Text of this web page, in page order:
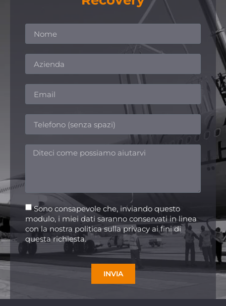
Sono consapevole che, inviando questo
modulo, i miei dati saranno conservati in linea
con la nostra politica sulla privacy ai fini di
questa richiesta.
INVIA